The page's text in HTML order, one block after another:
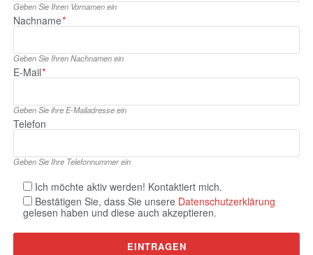
Geben Sie Ihren Vornamen ein
Nachname*
Geben Sie Ihren Nachnamen ein
E‑Mail*
Geben Sie ihre E‑Mailadresse ein
Telefon
Geben Sie Ihre Telefonnummer ein
Ich möchte aktiv werden! Kontaktiert mich.
Bestätigen Sie, dass Sie unsere Datenschutzerklärung
gelesen haben und diese auch akzeptieren.